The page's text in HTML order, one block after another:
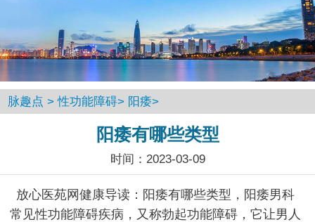
脉趣点 >性功能障碍> 阳痿>
阳痿有哪些类型
时间：2023-03-09
放心医苑网健康导读：阳痿有哪些类型，阳痿男科
常见性功能障碍疾病，又称勃起功能障碍，它让男人